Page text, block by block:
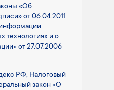
«Об
от 06.04.2011
технологиях и о
от 27.07.2006
РФ, Налоговый
закон «О